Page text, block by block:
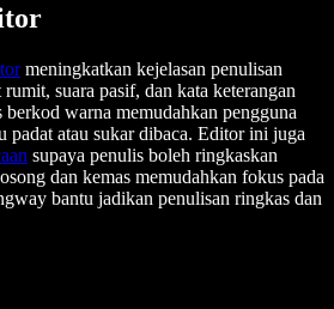
meningkatkan kejelasan penulisan
suara pasif, dan kata keterangan
warna memudahkan pengguna
padat atau sukar dibaca. Editor ini juga
supaya penulis boleh ringkaskan
dan kemas memudahkan fokus pada
bantu jadikan penulisan ringkas dan